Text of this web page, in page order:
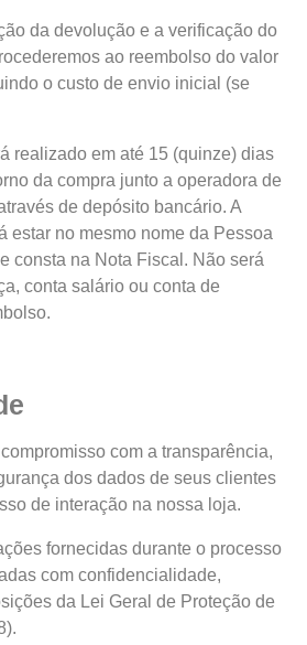
da devolução e a verificação do
ao reembolso do valor
o custo de envio inicial (se
realizado em até 15 (quinze) dias
da compra junto a operadora de
de depósito bancário. A
estar no mesmo nome da Pessoa
consta na Nota Fiscal. Não será
conta salário ou conta de
com a transparência,
dos dados de seus clientes
de interação na nossa loja.
fornecidas durante o processo
com confidencialidade,
da Lei Geral de Proteção de